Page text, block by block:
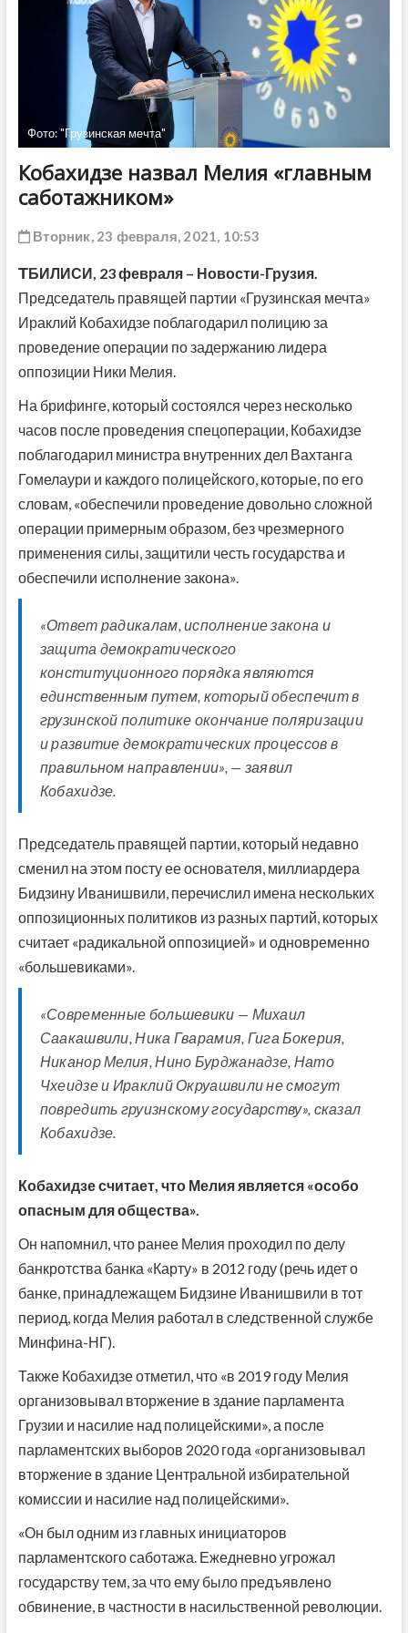
Фото: "Грузинская мечта"
Кобахидзе назвал Мелия «главным
саботажником»
Вторник, 23 февраля, 2021, 10:53
ТБИЛИСИ, 23 февраля – Новости-Грузия.
Председатель правящей партии «Грузинская мечта»
Ираклий Кобахидзе поблагодарил полицию за
проведение операции по задержанию лидера
оппозиции Ники Мелия.
На брифинге, который состоялся через несколько
часов после проведения спецоперации, Кобахидзе
поблагодарил министра внутренних дел Вахтанга
Гомелаури и каждого полицейского, которые, по его
словам, «обеспечили проведение довольно сложной
операции примерным образом, без чрезмерного
применения силы, защитили честь государства и
обеспечили исполнение закона».
«Ответ радикалам, исполнение закона и
защита демократического
конституционного порядка являются
единственным путем, который обеспечит в
грузинской политике окончание поляризации
и развитие демократических процессов в
правильном направлении», — заявил
Кобахидзе.
Председатель правящей партии, который недавно
сменил на этом посту ее основателя, миллиардера
Бидзину Иванишвили, перечислил имена нескольких
оппозиционных политиков из разных партий, которых
считает «радикальной оппозицией» и одновременно
«большевиками».
«Современные большевики — Михаил
Саакашвили, Ника Гварамия, Гига Бокерия,
Никанор Мелия, Нино Бурджанадзе, Нато
Чхеидзе и Ираклий Окруашвили не смогут
повредить груизнскому государству», сказал
Кобахидзе.
Кобахидзе считает, что Мелия является «особо
опасным для общества».
Он напомнил, что ранее Мелия проходил по делу
банкротства банка «Карту» в 2012 году (речь идет о
банке, принадлежащем Бидзине Иванишвили в тот
период, когда Мелия работал в следственной службе
Минфина-НГ).
Также Кобахидзе отметил, что «в 2019 году Мелия
организовывал вторжение в здание парламента
Грузии и насилие над полицейскими», а после
парламентских выборов 2020 года «организовывал
вторжение в здание Центральной избирательной
комиссии и насилие над полицейскими».
«Он был одним из главных инициаторов
парламентского саботажа. Ежедневно угрожал
государству тем, за что ему было предъявлено
обвинение, в частности в насильственной революции.